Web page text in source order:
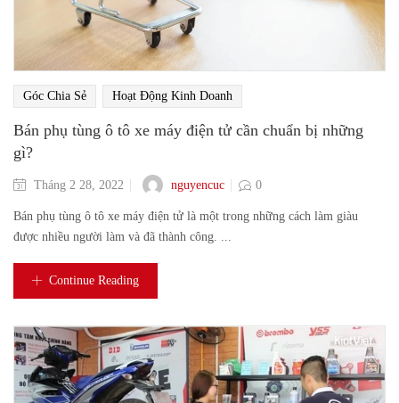
Góc Chia Sẻ Hoạt Động Kinh Doanh
Bán phụ tùng ô tô xe máy điện tử cần chuẩn bị những
gì?
Tháng 2 28, 2022 nguyencuc 0
Bán phụ tùng ô tô xe máy điện tử là một trong những cách làm giàu
được nhiều người làm và đã thành công. ...
Continue Reading